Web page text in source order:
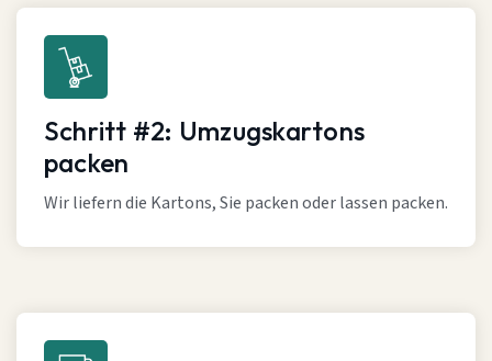
Schritt #2: Umzugskartons
packen
Wir liefern die Kartons, Sie packen oder lassen packen.